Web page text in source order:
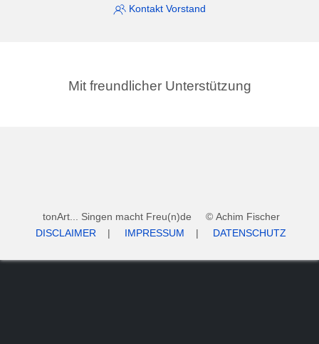
Kontakt Vorstand
Mit freundlicher Unterstützung
tonArt... Singen macht Freu(n)de © Achim Fischer
DISCLAIMER | IMPRESSUM | DATENSCHUTZ